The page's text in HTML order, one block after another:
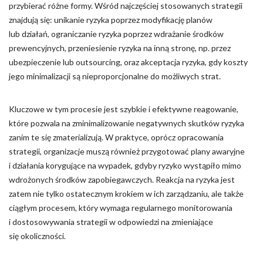
przybierać różne formy. Wśród najczęściej stosowanych strategii
znajdują się: unikanie ryzyka poprzez modyfikację planów
lub działań, ograniczanie ryzyka poprzez wdrażanie środków
prewencyjnych, przeniesienie ryzyka na inną stronę, np. przez
ubezpieczenie lub outsourcing, oraz akceptacja ryzyka, gdy koszty
jego minimalizacji są nieproporcjonalne do możliwych strat.
Kluczowe w tym procesie jest szybkie i efektywne reagowanie,
które pozwala na zminimalizowanie negatywnych skutków ryzyka
zanim te się zmaterializują. W praktyce, oprócz opracowania
strategii, organizacje muszą również przygotować plany awaryjne
i działania korygujące na wypadek, gdyby ryzyko wystąpiło mimo
wdrożonych środków zapobiegawczych. Reakcja na ryzyka jest
zatem nie tylko ostatecznym krokiem w ich zarządzaniu, ale także
ciągłym procesem, który wymaga regularnego monitorowania
i dostosowywania strategii w odpowiedzi na zmieniające
się okoliczności.